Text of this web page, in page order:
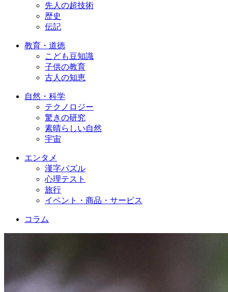
先人の超技術
歴史
伝記
教育・道徳
こども豆知識
子供の教育
古人の知恵
自然・科学
テクノロジー
驚きの研究
素晴らしい自然
宇宙
エンタメ
漢字パズル
心理テスト
旅行
イベント・商品・サービス
コラム